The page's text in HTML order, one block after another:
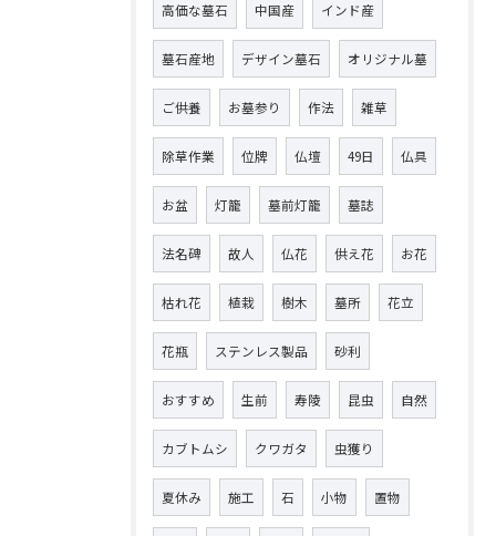
高価な墓石 中国産 インド産
墓石産地 デザイン墓石 オリジナル墓
ご供養 お墓参り 作法 雑草
除草作業 位牌 仏壇 49日 仏具
お盆 灯籠 墓前灯籠 墓誌
法名碑 故人 仏花 供え花 お花
枯れ花 植栽 樹木 墓所 花立
花瓶 ステンレス製品 砂利
おすすめ 生前 寿陵 昆虫 自然
カブトムシ クワガタ 虫獲り
夏休み 施工 石 小物 置物